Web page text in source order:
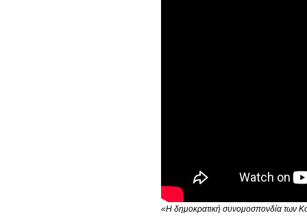
«Η δημοκρατική συνομοσπονδία των